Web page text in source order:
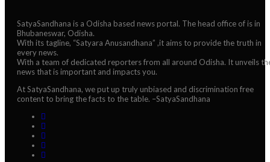
SatyaSandhana is a Odisha based news portal. The head office of is in
Bhubaneswar, Odisha.
With its tagline, “Satyara Anusandhana” ,it aims to provide the truth in
every news.
With a team of dedicated reporters from all around Odisha. It unveils
news that is important and impacts you.
At SatyaSandhana, we put up truly unbiased and discrimination free
content to bring the facts to the table. –SatyaSandhana